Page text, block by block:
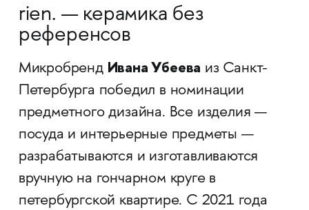
rien. — керамика без
референсов
Микробренд Ивана Убеева из Санкт-
Петербурга победил в номинации
предметного дизайна. Все изделия —
посуда и интерьерные предметы —
разрабатываются и изготавливаются
вручную на гончарном круге в
петербургской квартире. С 2021 года